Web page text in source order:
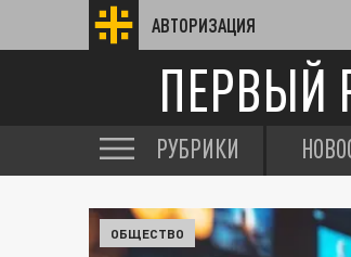
АВТОРИЗАЦИЯ
ПЕРВЫЙ
РУБРИКИ
ОБЩЕСТВО